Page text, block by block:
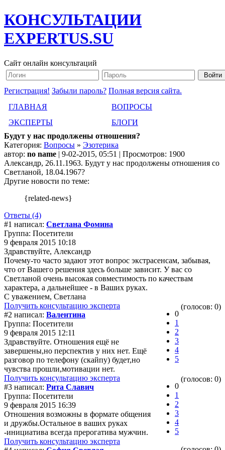
КОНСУЛЬТАЦИИ
EXPERTUS.SU
Сайт онлайн консультаций
Регистрация! Забыли пароль? Полная версия сайта.
ГЛАВНАЯ
ВОПРОСЫ
ЭКСПЕРТЫ
БЛОГИ
Будут у нас продолжены отношения?
Категория: Вопросы » Эзотерика
автор: no name | 9-02-2015, 05:51 | Просмотров: 1900
Александр, 26.11.1963. Будут у нас продолжены отношения со
Светланой, 18.04.1967?
Другие новости по теме:
{related-news}
Ответы (4)
#1 написал: Светлана Фомина
Группа: Посетители
9 февраля 2015 10:18
Здравствуйте, Александр
Почему-то часто задают этот вопрос экстрасенсам, забывая,
что от Вашего решения здесь больше зависит. У вас со
Светланой очень высокая совместимость по качествам
характера, а дальнейшее - в Ваших руках.
С уважением, Светлана
Получить консультацию эксперта
0
1
2
3
4
5
(голосов: 0)
#2 написал: Валентина
Группа: Посетители
9 февраля 2015 12:11
Здравствуйте. Отношения ещё не
завершены,но перспектив у них нет. Ещё
разговор по телефону (скайпу) будет,но
чувства прошли,мотивации нет.
Получить консультацию эксперта
0
1
2
3
4
5
(голосов: 0)
#3 написал: Рита Славич
Группа: Посетители
9 февраля 2015 16:39
Отношения возможны в формате общения
и дружбы.Остальное в ваших руках
-инициатива всегда прерогатива мужчин.
Получить консультацию эксперта